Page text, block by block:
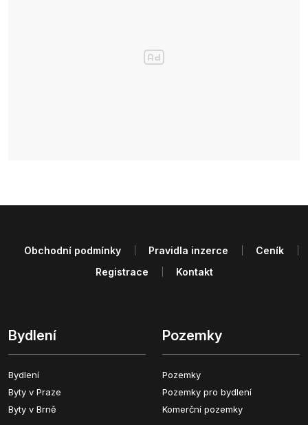
Bydlení
Bydlení
Byty v Praze
Byty v Brně
Pozemky
Pozemky
Pozemky pro bydlení
Komerční pozemky
Obchodní podmínky Pravidla inzerce
Ceník
Registrace
Kontakt